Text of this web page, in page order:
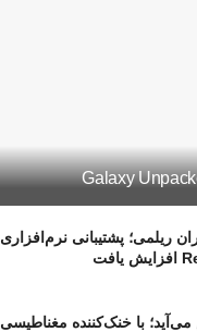
ریلمی؛ پشتیبانی نرم‌افزاری
می‌آید؛ با خنک‌کننده مغناطیسی